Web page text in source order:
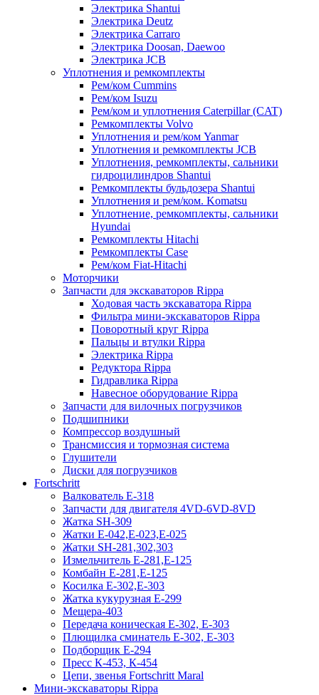
Электрика Shantui
Электрика Deutz
Электрика Carraro
Электрика Doosan, Daewoo
Электрика JCB
Уплотнения и ремкомплекты
Рем/ком Cummins
Рем/ком Isuzu
Рем/ком и уплотнения Caterpillar (CAT)
Ремкомплекты Volvo
Уплотнения и рем/ком Yanmar
Уплотнения и ремкомплекты JCB
Уплотнения, ремкомплекты, сальники
гидроцилиндров Shantui
Ремкомплекты бульдозера Shantui
Уплотнения и рем/ком. Komatsu
Уплотнение, ремкомплекты, сальники
Hyundai
Ремкомплекты Hitachi
Ремкомплекты Case
Рем/ком Fiat-Hitachi
Моторчики
Запчасти для экскаваторов Rippa
Ходовая часть экскаватора Rippa
Фильтра мини-экскаваторов Rippa
Поворотный круг Rippa
Пальцы и втулки Rippa
Электрика Rippa
Редуктора Rippa
Гидравлика Rippa
Навесное оборудование Rippa
Запчасти для вилочных погрузчиков
Подшипники
Компрессор воздушный
Трансмиссия и тормозная система
Глушители
Диски для погрузчиков
Fortschritt
Валкователь Е-318
Запчасти для двигателя 4VD-6VD-8VD
Жатка SH-309
Жатки Е-042,Е-023,Е-025
Жатки SH-281,302,303
Измельчитель Е-281,Е-125
Комбайн Е-281,Е-125
Косилка Е-302,Е-303
Жатка кукурузная Е-299
Мещера-403
Передача коническая Е-302, Е-303
Плющилка сминатель Е-302, Е-303
Подборщик Е-294
Пресс К-453, К-454
Цепи, звенья Fortschritt Maral
Мини-экскаваторы Rippa